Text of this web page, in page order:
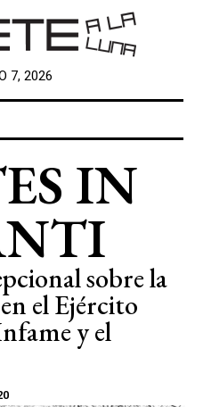
7, 2026
IN
sobre la
el Ejército
y el